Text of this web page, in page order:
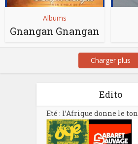
Albums
Gnangan Gnangan
Charger plus
Edito
Eté : l’Afrique donne le ton